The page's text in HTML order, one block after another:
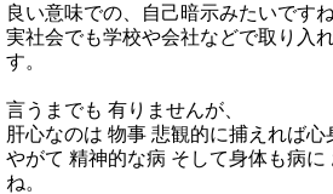
良い意味での、自己暗示みたいですね
実社会でも学校や会社などで取り入
す。
言うまでも 有りませんが、
肝心なのは 物事 悲観的に捕えれば心
やがて 精神的な病 そして身体も病に
ね。